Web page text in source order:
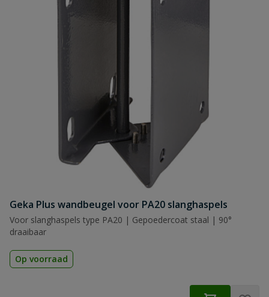
Geka Plus wandbeugel voor PA20 slanghaspels
Voor slanghaspels type PA20 | Gepoedercoat staal | 90°
draaibaar
Op voorraad